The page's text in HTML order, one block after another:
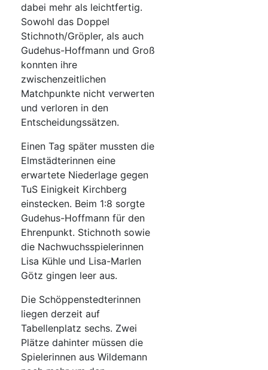
dabei mehr als leichtfertig.
Sowohl das Doppel
Stichnoth/Gröpler, als auch
Gudehus-Hoffmann und Groß
konnten ihre
zwischenzeitlichen
Matchpunkte nicht verwerten
und verloren in den
Entscheidungssätzen.
Einen Tag später mussten die
Elmstädterinnen eine
erwartete Niederlage gegen
TuS Einigkeit Kirchberg
einstecken. Beim 1:8 sorgte
Gudehus-Hoffmann für den
Ehrenpunkt. Stichnoth sowie
die Nachwuchsspielerinnen
Lisa Kühle und Lisa-Marlen
Götz gingen leer aus.
Die Schöppenstedterinnen
liegen derzeit auf
Tabellenplatz sechs. Zwei
Plätze dahinter müssen die
Spielerinnen aus Wildemann